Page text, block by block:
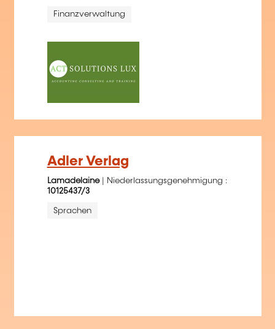
Finanzverwaltung
Adler Verlag
Lamadelaine| Niederlassungsgenehmigung :
10125437/3
Sprachen